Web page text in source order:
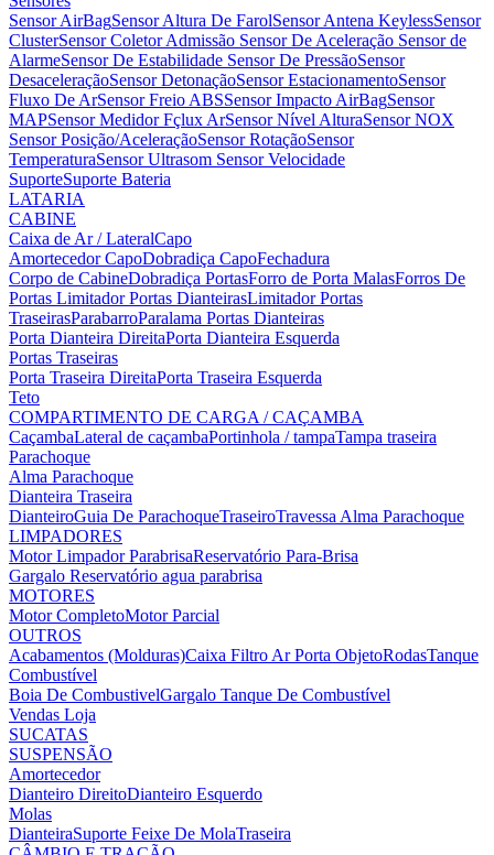
Sensor AirBagSensor Altura De FarolSensor Antena KeylessSensor
ClusterSensor Coletor Admissão Sensor De Aceleração Sensor de
AlarmeSensor De Estabilidade Sensor De PressãoSensor
DesaceleraçãoSensor DetonaçãoSensor EstacionamentoSensor
Fluxo De ArSensor Freio ABSSensor Impacto AirBagSensor
MAPSensor Medidor Fçlux ArSensor Nível AlturaSensor NOX
Sensor Posição/AceleraçãoSensor RotaçãoSensor
TemperaturaSensor Ultrasom Sensor Velocidade
SuporteSuporte Bateria
LATARIA
CABINE
Caixa de Ar / LateralCapo
Amortecedor CapoDobradiça CapoFechadura
Corpo de CabineDobradiça PortasForro de Porta MalasForros De
Portas Limitador Portas DianteirasLimitador Portas
TraseirasParabarroParalama Portas Dianteiras
Porta Dianteira DireitaPorta Dianteira Esquerda
Portas Traseiras
Porta Traseira DireitaPorta Traseira Esquerda
Teto
COMPARTIMENTO DE CARGA / CAÇAMBA
CaçambaLateral de caçambaPortinhola / tampaTampa traseira
Parachoque
Alma Parachoque
Dianteira Traseira
DianteiroGuia De ParachoqueTraseiroTravessa Alma Parachoque
LIMPADORES
Motor Limpador ParabrisaReservatório Para-Brisa
Gargalo Reservatório agua parabrisa
MOTORES
Motor CompletoMotor Parcial
OUTROS
Acabamentos (Molduras)Caixa Filtro ArPorta ObjetoRodasTanque
Combustível
Boia De CombustivelGargalo Tanque De Combustível
Vendas Loja
SUCATAS
SUSPENSÃO
Amortecedor
Dianteiro DireitoDianteiro Esquerdo
Molas
DianteiraSuporte Feixe De MolaTraseira